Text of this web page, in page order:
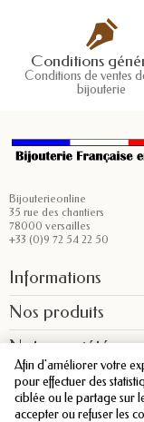
Conditions
Conditions de ventes
bijouterie
Bijouterieonline
35 rue des chantiers
78000 versailles
+33 (0)9 72 54 22 50
Informations
Nos produits
Notre société
Afin d'améliorer votre
pour effectuer des
ciblée ou le partage sur
accepter ou refuser les